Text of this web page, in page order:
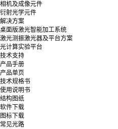
相机及成像元件
衍射光学元件
解决方案
桌面版激光智能加工系统
激光测振激光器及平台方案
光计算实验平台
技术支持
产品手册
产品单页
技术规格书
使用说明书
结构图纸
软件下载
图标下载
常见光路